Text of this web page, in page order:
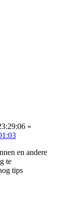
»
en andere
te
tips